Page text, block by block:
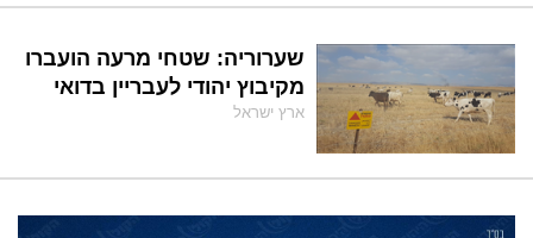
שערוריה: שטחי מרעה הועברו
מקיבוץ יהודי לעבריין בדואי
ארץ ישראל